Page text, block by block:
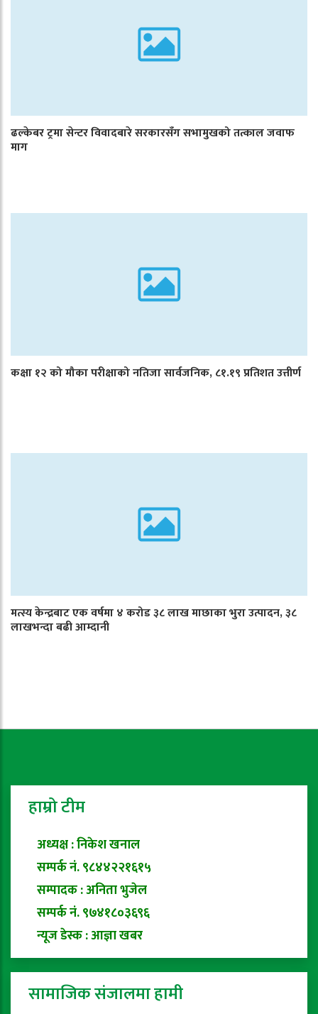
ढल्केबर ट्रमा सेन्टर विवादबारे सरकारसँग सभामुखको तत्काल जवाफ
माग
कक्षा १२ को मौका परीक्षाको नतिजा सार्वजनिक, ८१.१९ प्रतिशत उत्तीर्ण
मत्स्य केन्द्रबाट एक वर्षमा ४ करोड ३८ लाख माछाका भुरा उत्पादन, ३८
लाखभन्दा बढी आम्दानी
हाम्रो टीम
अध्यक्ष : निकेश खनाल
सम्पर्क नं. ९८४४२२१६१५
सम्पादक : अनिता भुजेल
सम्पर्क नं. ९७४१८०३६९६
न्यूज डेस्क : आज्ञा खबर
सामाजिक संजालमा हामी